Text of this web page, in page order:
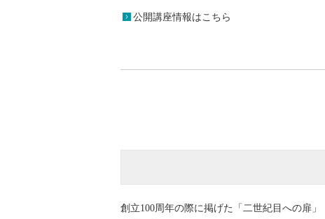
公開講座情報はこちら
創立100周年の際に掲げた「二世紀目への扉